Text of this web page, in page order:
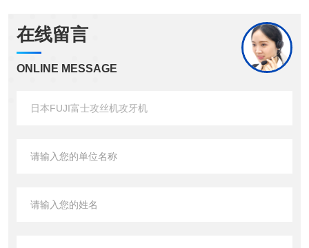
在线留言
ONLINE MESSAGE